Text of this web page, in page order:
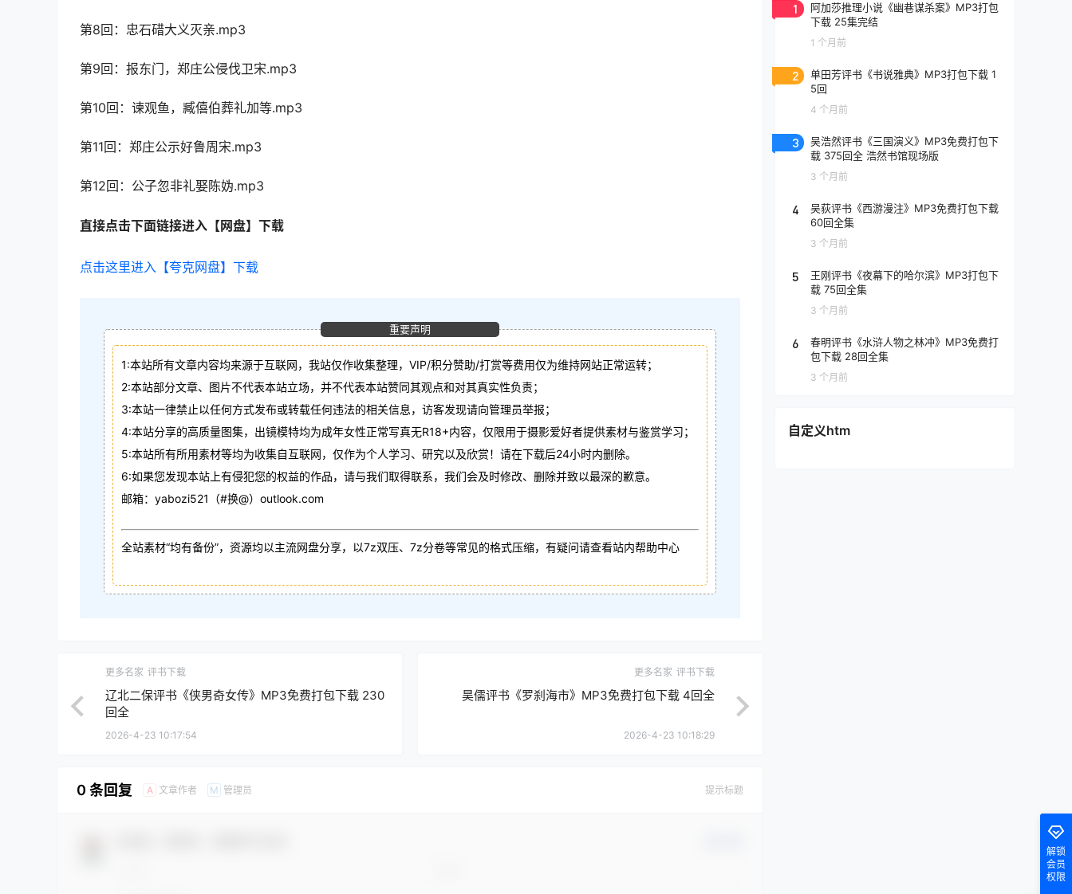
第8回：忠石碏大义灭亲.mp3
第9回：报东门，郑庄公侵伐卫宋.mp3
第10回：谏观鱼，臧僖伯葬礼加等.mp3
第11回：郑庄公示好鲁周宋.mp3
第12回：公子忽非礼娶陈妫.mp3
直接点击下面链接进入【网盘】下载
点击这里进入【夸克网盘】下载
重要声明
1:本站所有文章内容均来源于互联网，我站仅作收集整理，VIP/积分赞助/打赏等费用仅为维持网站正常运转；
2:本站部分文章、图片不代表本站立场，并不代表本站赞同其观点和对其真实性负责；
3:本站一律禁止以任何方式发布或转载任何违法的相关信息，访客发现请向管理员举报；
4:本站分享的高质量图集，出镜模特均为成年女性正常写真无R18+内容，仅限用于摄影爱好者提供素材与鉴赏学习；
5:本站所有所用素材等均为收集自互联网，仅作为个人学习、研究以及欣赏！请在下载后24小时内删除。
6:如果您发现本站上有侵犯您的权益的作品，请与我们取得联系，我们会及时修改、删除并致以最深的歉意。
邮箱：yabozi521（#换@）outlook.com
全站素材“均有备份”，资源均以主流网盘分享，以7z双压、7z分卷等常见的格式压缩，有疑问请查看站内帮助中心
更多名家 评书下载
辽北二保评书《侠男奇女传》MP3免费打包下载 230
回全
2026-4-23 10:17:54
更多名家 评书下载
昊儒评书《罗刹海市》MP3免费打包下载 4回全
2026-4-23 10:18:29
0 条回复 A 文章作者 M 管理员 提示标题
1
阿加莎推理小说《幽巷谋杀案》MP3打包
下载 25集完结
1 个月前
2
单田芳评书《书说雅典》MP3打包下载 1
5回
4 个月前
3
吴浩然评书《三国演义》MP3免费打包下
载 375回全 浩然书馆现场版
3 个月前
4
吴荻评书《西游漫注》MP3免费打包下载
60回全集
3 个月前
5
王刚评书《夜幕下的哈尔滨》MP3打包下
载 75回全集
3 个月前
6
春明评书《水浒人物之林冲》MP3免费打
包下载 28回全集
3 个月前
自定义htm
解锁
会员
权限